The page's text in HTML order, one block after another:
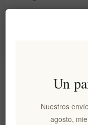
Un
Nuestros
agosto,